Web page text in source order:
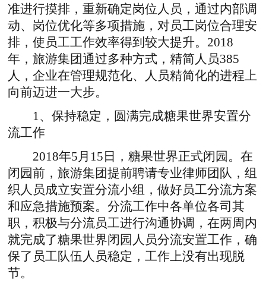
准进行摸排，重新确定岗位人员，通过内部调
动、岗位优化等多项措施，对员工岗位合理安
排，使员工工作效率得到较大提升。2018
年，旅游集团通过多种方式，精简人员385
人，企业在管理规范化、人员精简化的进程上
向前迈进一大步。
1、保持稳定，圆满完成糖果世界安置分
流工作
2018年5月15日，糖果世界正式闭园。在
闭园前，旅游集团提前聘请专业律师团队，组
织人员成立安置分流小组，做好员工分流方案
和应急措施预案。分流工作中各单位各司其
职，积极与分流员工进行沟通协调，在两周内
就完成了糖果世界闭园人员分流安置工作，确
保了员工队伍人员稳定，工作上没有出现脱
节。